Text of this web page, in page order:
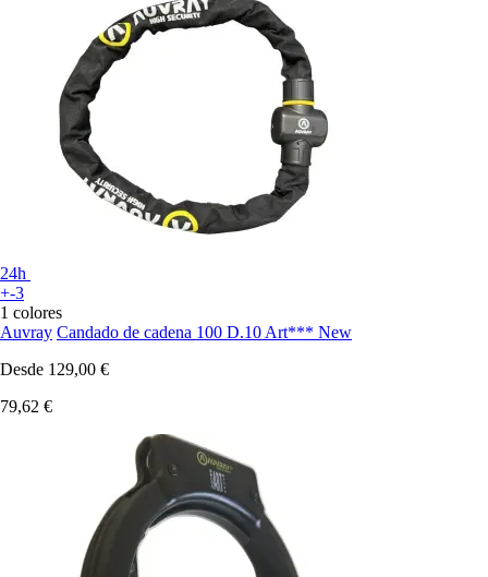
24h
+-3
1 colores
Auvray Candado de cadena 100 D.10 Art*** New
Desde 129,00 €
79,62 €